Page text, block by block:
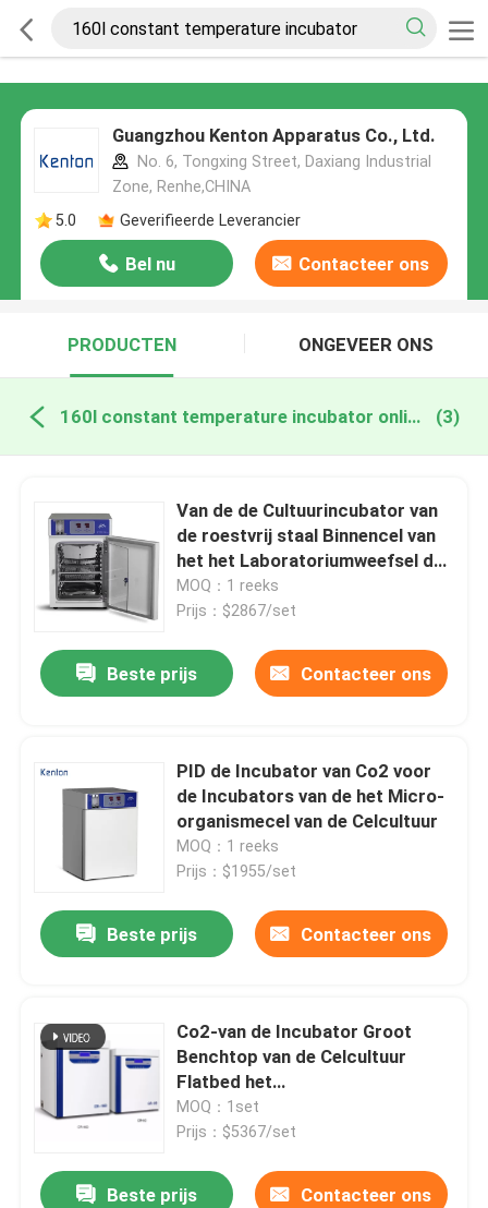
Guangzhou Kenton Apparatus Co., Ltd.
No. 6, Tongxing Street, Daxiang Industrial
Zone, Renhe,CHINA
5.0
Geverifieerde Leverancier
Bel nu Contacteer ons
PRODUCTEN ONGEVEER ONS
160l constant temperature incubator online fabricage (3)
Van de de Cultuurincubator van
de roestvrij staal Binnencel van
het het Laboratoriumweefsel de
Cultuurincubator 160L
MOQ：1 reeks
Prijs：$2867/set
Beste prijs Contacteer ons
PID de Incubator van Co2 voor
de Incubators van de het Micro-
organismecel van de Celcultuur
MOQ：1 reeks
Prijs：$1955/set
Beste prijs Contacteer ons
Co2-van de Incubator Groot
Benchtop van de Celcultuur
Flatbed het
Laboratoriummateriaal voor de
Microbiologiegeneeskunde
MOQ：1set
Prijs：$5367/set
Beste prijs Contacteer ons